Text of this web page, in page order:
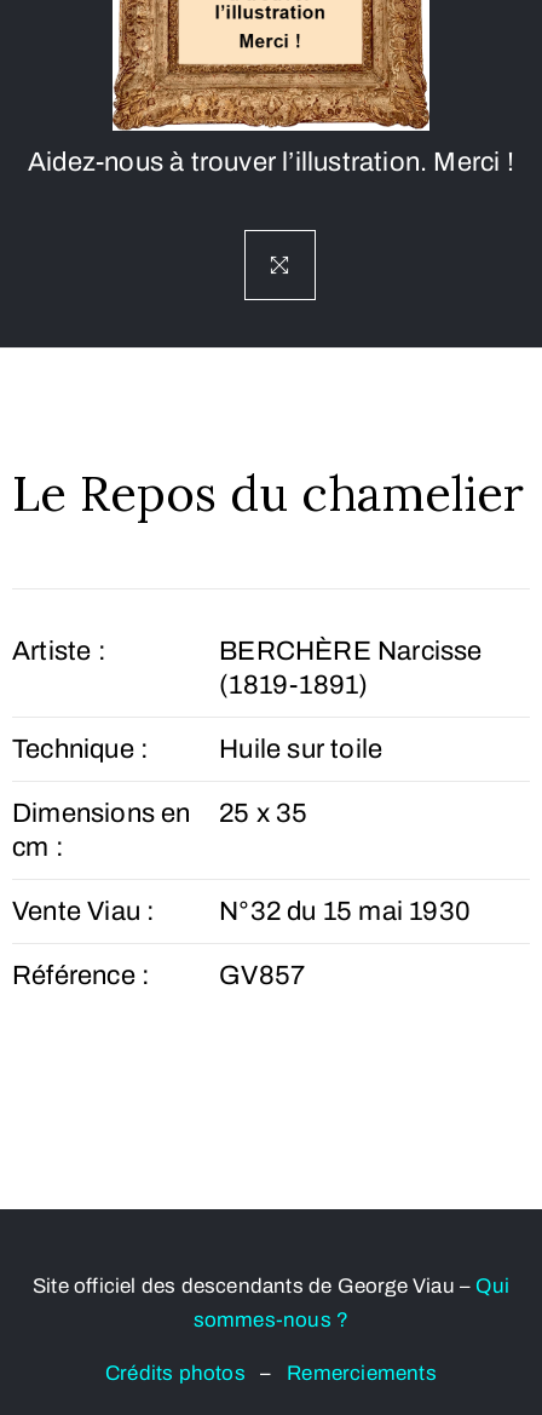
Aidez-nous à trouver l’illustration. Merci !
Le Repos du chamelier
Artiste :
BERCHÈRE Narcisse
(1819-1891)
Technique : Huile sur toile
Dimensions en
cm :
25 x 35
Vente Viau : N°32 du 15 mai 1930
Référence : GV857
Site officiel des descendants de George Viau – Qui
sommes-nous ?
Crédits photos– Remerciements